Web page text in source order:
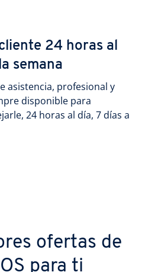
24 horas al
semana
asistencia, profesional y
disponible para
24 horas al día, 7 días a
ofertas de
para ti